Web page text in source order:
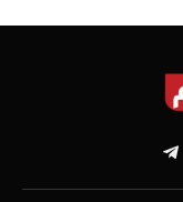
تيلقرام